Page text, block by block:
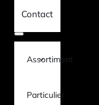
Contact
Assortiment
Particulier